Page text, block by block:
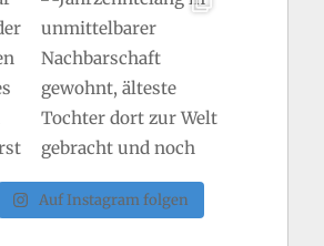
Auf Instagram folgen